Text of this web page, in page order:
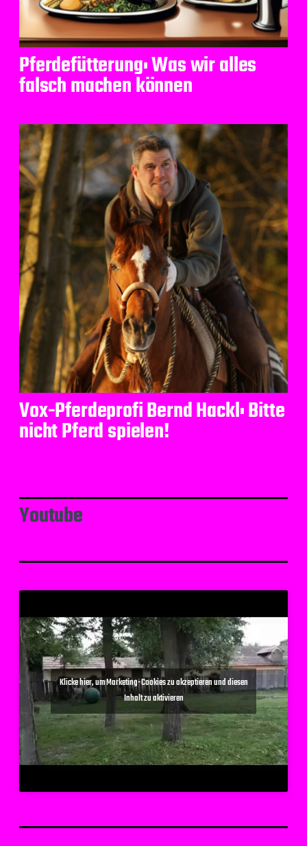
Pferdefütterung: Was wir alles
falsch machen können
Vox-Pferdeprofi Bernd Hackl: Bitte
nicht Pferd spielen!
Youtube
Klicke hier, um Marketing-Cookies zu akzeptieren und diesen
Inhalt zu aktivieren